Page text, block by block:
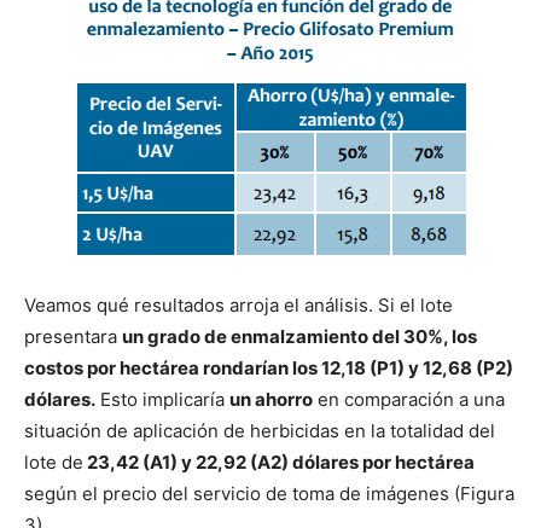
Veamos qué resultados arroja el análisis. Si el lote
presentara un grado de enmalzamiento del 30%, los
costos por hectárea rondarían los 12,18 (P1) y 12,68 (P2)
dólares. Esto implicaría un ahorro en comparación a una
situación de aplicación de herbicidas en la totalidad del
lote de 23,42 (A1) y 22,92 (A2) dólares por hectárea
según el precio del servicio de toma de imágenes (Figura